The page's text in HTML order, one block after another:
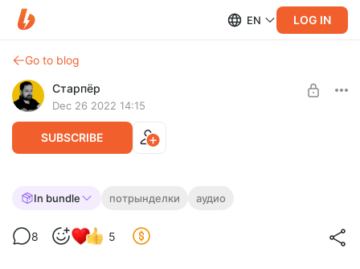
EN LOG IN
Go to blog
Старпёр
Dec 26 2022 14:15
SUBSCRIBE
[АУДИО] Потрынделки #35,
Рассказываю о "Черной Пантере 2", "Черном Адаме",
In bundle потрынделки аудио
8 5